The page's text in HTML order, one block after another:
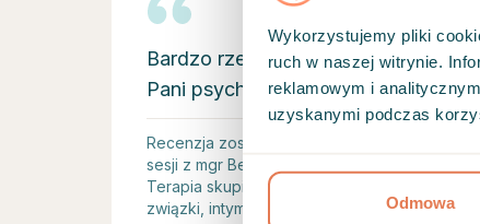
Wykorzystujemy pliki
ruch w naszej witrynie.
reklamowym i
uzyskanymi podczas
Odmowa
Bardzo rzeczowa i doświadczona
Pani psycholog.
Recenzja została napisana bezpośrednio po
sesji z mgr Beata Jarecka-Podedworna.
Terapia skupiała się na różnych tematach, m.in.
związki, intymność i seksualność, uzależnienia.